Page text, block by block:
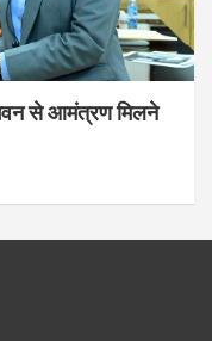
भवन से आमंत्रण मिलने